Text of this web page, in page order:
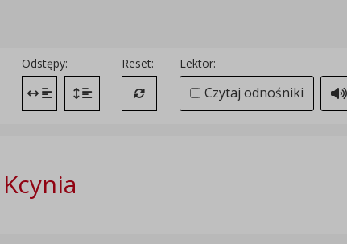
Odstępy:
Zmień odstęp między literami
Zmień interlinię i margines między paragrafami
Reset:
Przywróć ustawienia domyślne
Lektor:
Czytaj odnośniki